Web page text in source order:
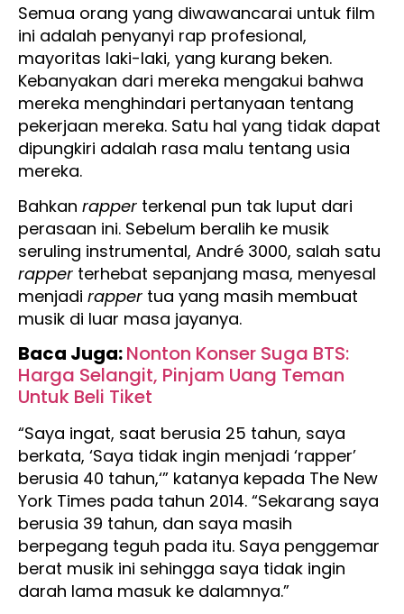
Semua orang yang diwawancarai untuk film
ini adalah penyanyi rap profesional,
mayoritas laki-laki, yang kurang beken.
Kebanyakan dari mereka mengakui bahwa
mereka menghindari pertanyaan tentang
pekerjaan mereka. Satu hal yang tidak dapat
dipungkiri adalah rasa malu tentang usia
mereka.
Bahkan rapper terkenal pun tak luput dari
perasaan ini. Sebelum beralih ke musik
seruling instrumental, André 3000, salah satu
rapper terhebat sepanjang masa, menyesal
menjadi rapper tua yang masih membuat
musik di luar masa jayanya.
Baca Juga:Nonton Konser Suga BTS:
Harga Selangit, Pinjam Uang Teman
Untuk Beli Tiket
“Saya ingat, saat berusia 25 tahun, saya
berkata, ‘Saya tidak ingin menjadi ‘rapper’
berusia 40 tahun,‘” katanya kepada The New
York Times pada tahun 2014. “Sekarang saya
berusia 39 tahun, dan saya masih
berpegang teguh pada itu. Saya penggemar
berat musik ini sehingga saya tidak ingin
darah lama masuk ke dalamnya.”